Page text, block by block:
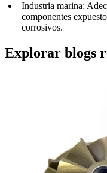
Industria marina:
componentes
corrosivos.
Explorar blogs